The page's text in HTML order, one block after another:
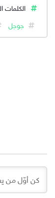
الكلمات
جوجل